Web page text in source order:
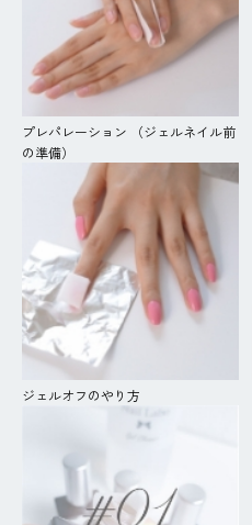
プレパレーション （ジェルネイル前
の準備）
ジェルオフのやり方